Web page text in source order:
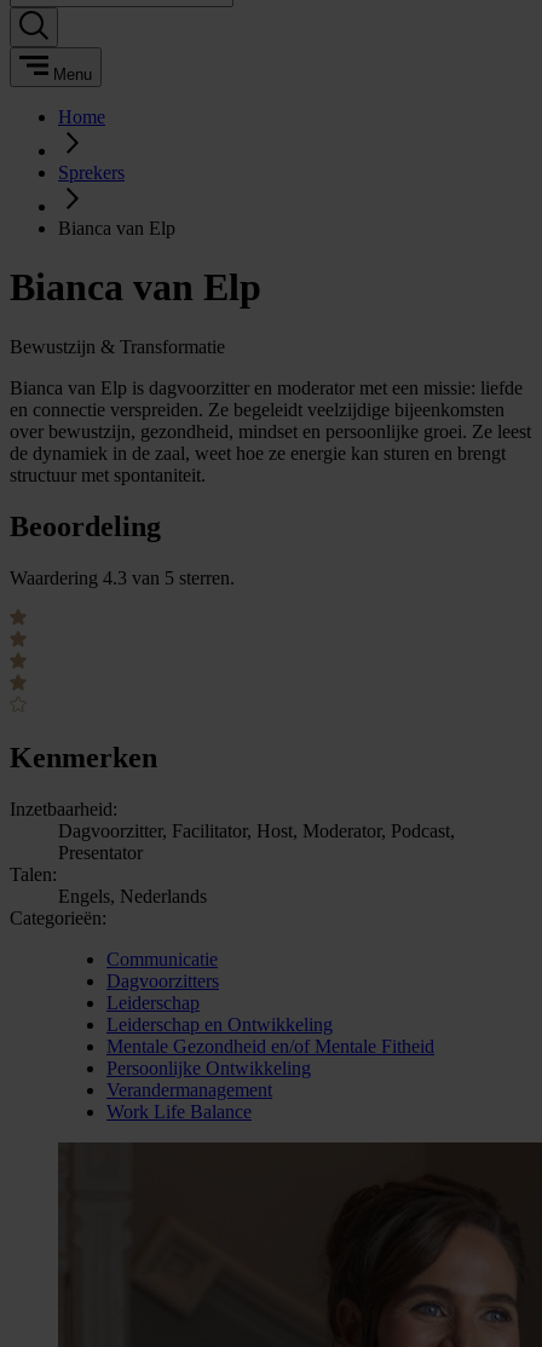
Menu
Home
Sprekers
Bianca van Elp
Bianca van Elp
Bewustzijn & Transformatie
Bianca van Elp is dagvoorzitter en moderator met een missie: liefde
en connectie verspreiden. Ze begeleidt veelzijdige bijeenkomsten
over bewustzijn, gezondheid, mindset en persoonlijke groei. Ze leest
de dynamiek in de zaal, weet hoe ze energie kan sturen en brengt
structuur met spontaniteit.
Beoordeling
Waardering 4.3 van 5 sterren.
Kenmerken
Inzetbaarheid:
Dagvoorzitter, Facilitator, Host, Moderator, Podcast,
Presentator
Talen:
Engels, Nederlands
Categorieën:
Communicatie
Dagvoorzitters
Leiderschap
Leiderschap en Ontwikkeling
Mentale Gezondheid en/of Mentale Fitheid
Persoonlijke Ontwikkeling
Verandermanagement
Work Life Balance